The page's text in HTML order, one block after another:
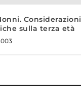
Considerazioni
sulla terza età